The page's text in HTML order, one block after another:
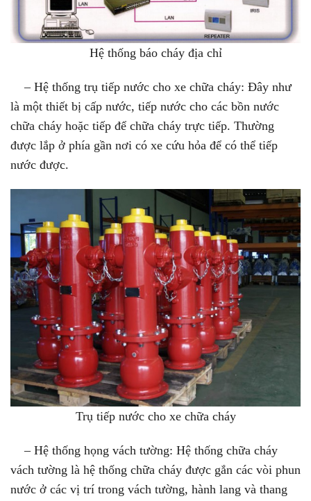
Hệ thống báo cháy địa chỉ
– Hệ thống trụ tiếp nước cho xe chữa cháy: Đây như
là một thiết bị cấp nước, tiếp nước cho các bồn nước
chữa cháy hoặc tiếp để chữa cháy trực tiếp. Thường
được lắp ở phía gần nơi có xe cứu hỏa để có thể tiếp
nước được.
Trụ tiếp nước cho xe chữa cháy
– Hệ thống họng vách tường: Hệ thống chữa cháy
vách tường là hệ thống chữa cháy được gắn các vòi phun
nước ở các vị trí trong vách tường, hành lang và thang